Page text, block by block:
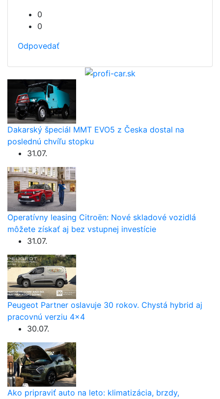
0
0
Odpovedať
Dakarský špeciál MMT EVO5 z Česka dostal na
poslednú chvíľu stopku
31.07.
Operatívny leasing Citroën: Nové skladové vozidlá
môžete získať aj bez vstupnej investície
31.07.
Peugeot Partner oslavuje 30 rokov. Chystá hybrid aj
pracovnú verziu 4×4
30.07.
Ako pripraviť auto na leto: klimatizácia, brzdy,